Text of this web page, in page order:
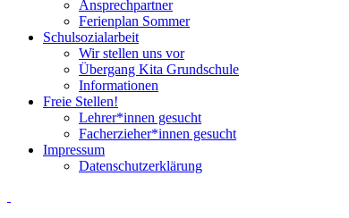
Ansprechpartner
Ferienplan Sommer
Schulsozialarbeit
Wir stellen uns vor
Übergang Kita Grundschule
Informationen
Freie Stellen!
Lehrer*innen gesucht
Facherzieher*innen gesucht
Impressum
Datenschutzerklärung